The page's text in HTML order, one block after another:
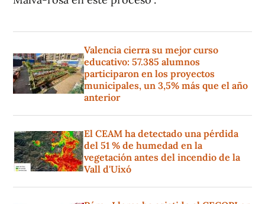
Valencia cierra su mejor curso
educativo: 57.385 alumnos
participaron en los proyectos
municipales, un 3,5% más que el año
anterior
El CEAM ha detectado una pérdida
del 51 % de humedad en la
vegetación antes del incendio de la
Vall d'Uixó